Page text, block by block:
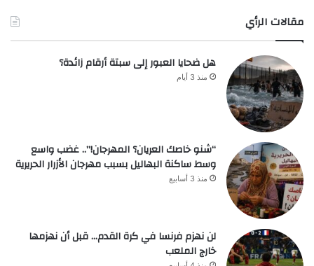
مقالات الرأي
هل ضحايا العبور إلى سبتة أرقام زائدة؟
منذ 3 أيام
“شنو خاصك العريان؟ المهرجان!”.. غضب واسع
وسط ساكنة البهاليل بسبب مهرجان الأزرار الحريرية
منذ 3 أسابيع
لن نهزم فرنسا في كرة القدم… قبل أن نهزمها
خارج الملعب